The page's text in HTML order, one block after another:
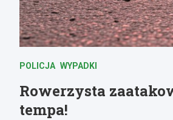
POLICJA WYPADKI
Rowerzysta
tempa!